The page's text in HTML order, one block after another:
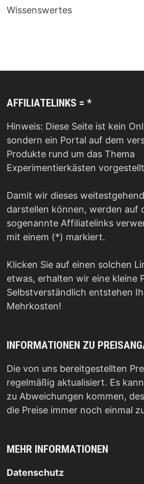
Wissenswertes
AFFILIATELINKS = *
Hinweis: Diese Seite ist kein
sondern ein Portal auf dem
Produkte rund um das Thema
Experimentierkästen
Damit wir dieses
darstellen können, werden auf
sogenannte Affiliatelinks
mit einem (*) markiert.
Klicken Sie auf einen solchen
etwas, erhalten wir eine kleine
Selbstverständlich entstehen
Mehrkosten!
INFORMATIONEN ZU
Die von uns bereitgestellten
regelmäßig aktualisiert. Es
zu Abweichungen kommen,
die Preise immer noch einmal
MEHR INFORMATIONEN
Datenschutz